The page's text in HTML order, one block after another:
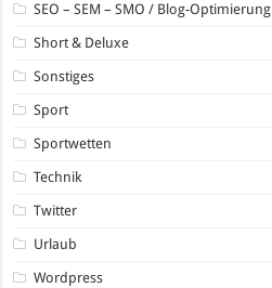
SEO – SEM – SMO / Blog-Optimierung
Short & Deluxe
Sonstiges
Sport
Sportwetten
Technik
Twitter
Urlaub
Wordpress